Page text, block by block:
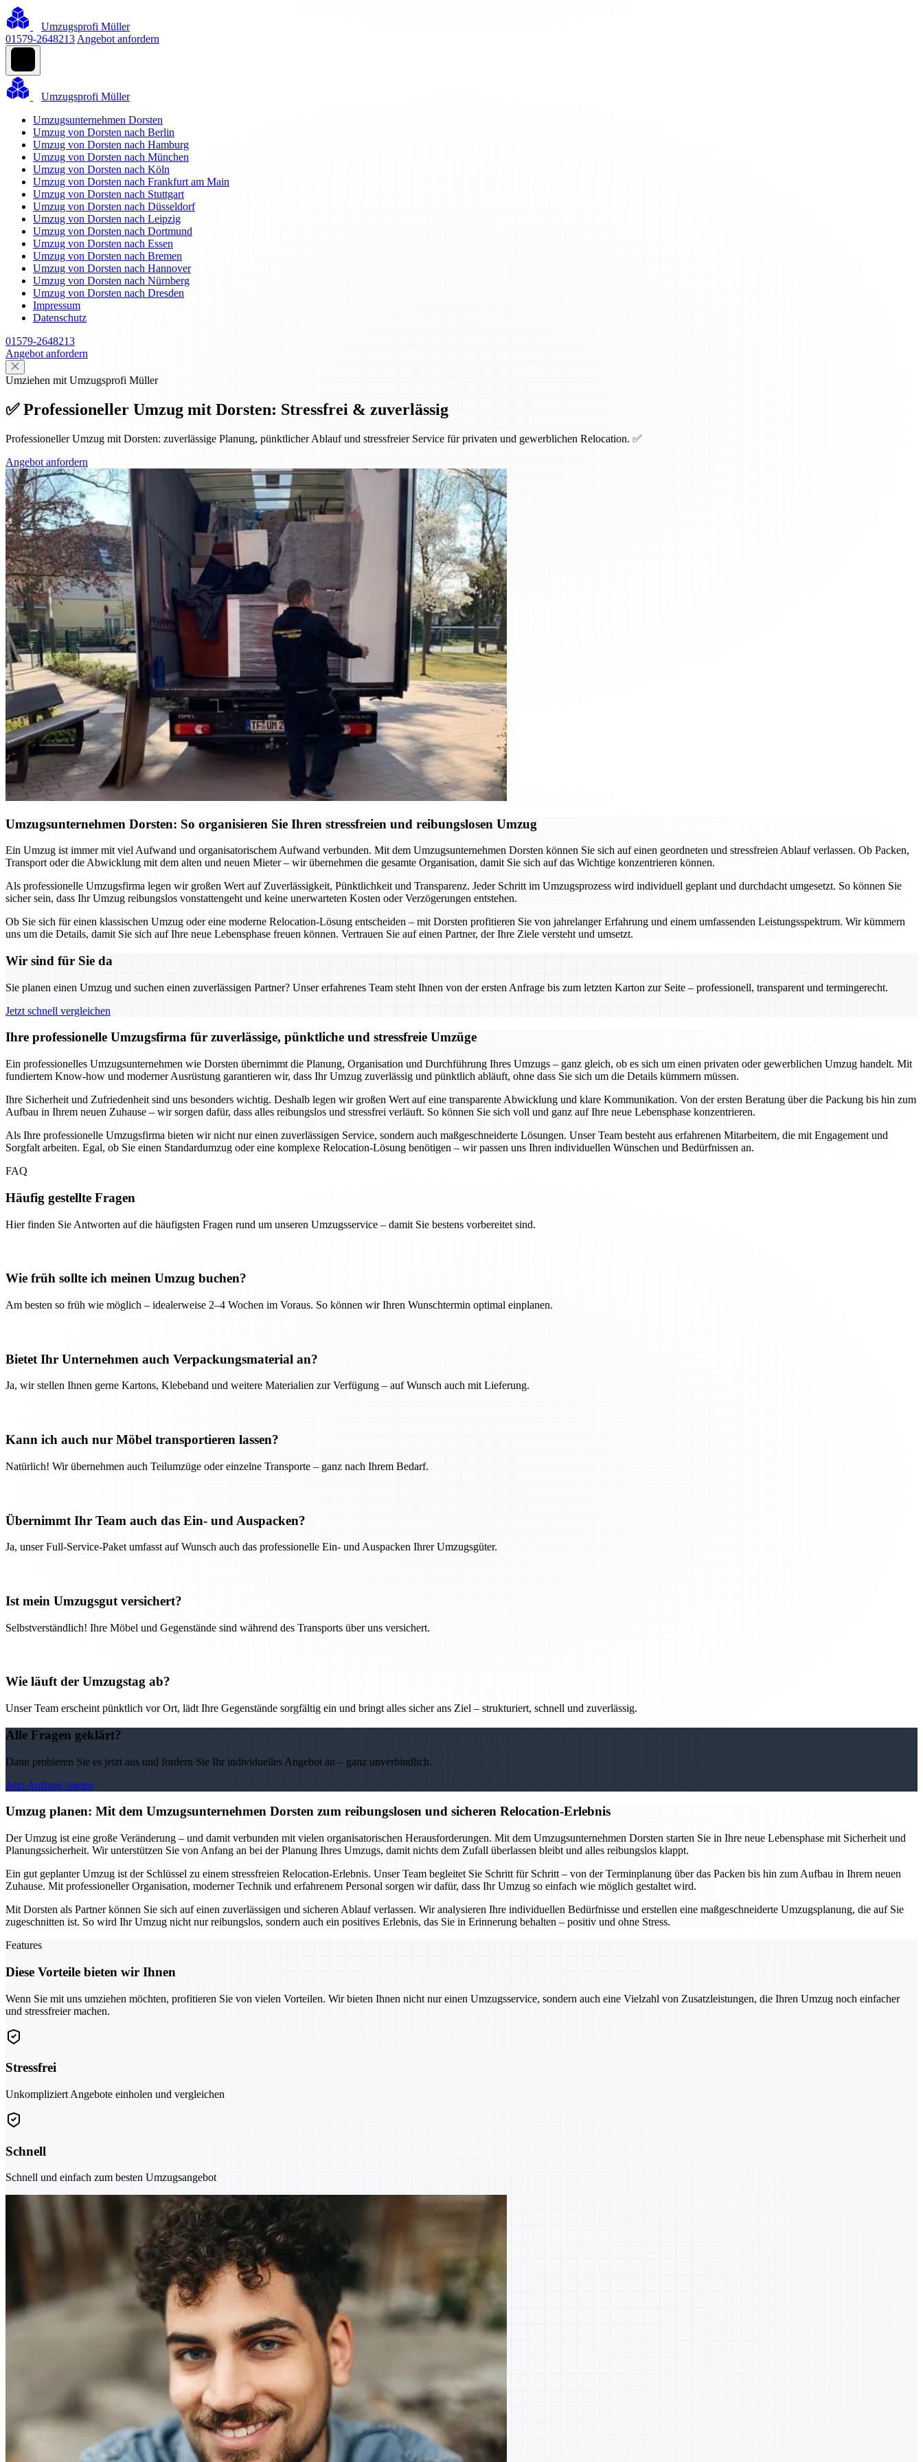
Umzugsprofi Müller
01579-2648213 Angebot anfordern
Umzugsprofi Müller
Umzugsunternehmen Dorsten
Umzug von Dorsten nach Berlin
Umzug von Dorsten nach Hamburg
Umzug von Dorsten nach München
Umzug von Dorsten nach Köln
Umzug von Dorsten nach Frankfurt am Main
Umzug von Dorsten nach Stuttgart
Umzug von Dorsten nach Düsseldorf
Umzug von Dorsten nach Leipzig
Umzug von Dorsten nach Dortmund
Umzug von Dorsten nach Essen
Umzug von Dorsten nach Bremen
Umzug von Dorsten nach Hannover
Umzug von Dorsten nach Nürnberg
Umzug von Dorsten nach Dresden
Impressum
Datenschutz
01579-2648213
Angebot anfordern
Umziehen mit Umzugsprofi Müller
✅ Professioneller Umzug mit Dorsten: Stressfrei & zuverlässig
Professioneller Umzug mit Dorsten: zuverlässige Planung, pünktlicher Ablauf und stressfreier Service für privaten und gewerblichen Relocation. ✅
Angebot anfordern
Umzugsunternehmen Dorsten: So organisieren Sie Ihren stressfreien und reibungslosen Umzug
Ein Umzug ist immer mit viel Aufwand und organisatorischem Aufwand verbunden. Mit dem Umzugsunternehmen Dorsten können Sie sich auf einen geordneten und stressfreien Ablauf verlassen. Ob Packen,
Transport oder die Abwicklung mit dem alten und neuen Mieter – wir übernehmen die gesamte Organisation, damit Sie sich auf das Wichtige konzentrieren können.
Als professionelle Umzugsfirma legen wir großen Wert auf Zuverlässigkeit, Pünktlichkeit und Transparenz. Jeder Schritt im Umzugsprozess wird individuell geplant und durchdacht umgesetzt. So können Sie
sicher sein, dass Ihr Umzug reibungslos vonstattengeht und keine unerwarteten Kosten oder Verzögerungen entstehen.
Ob Sie sich für einen klassischen Umzug oder eine moderne Relocation-Lösung entscheiden – mit Dorsten profitieren Sie von jahrelanger Erfahrung und einem umfassenden Leistungsspektrum. Wir kümmern
uns um die Details, damit Sie sich auf Ihre neue Lebensphase freuen können. Vertrauen Sie auf einen Partner, der Ihre Ziele versteht und umsetzt.
Wir sind für Sie da
Sie planen einen Umzug und suchen einen zuverlässigen Partner? Unser erfahrenes Team steht Ihnen von der ersten Anfrage bis zum letzten Karton zur Seite – professionell, transparent und termingerecht.
Jetzt schnell vergleichen
Ihre professionelle Umzugsfirma für zuverlässige, pünktliche und stressfreie Umzüge
Ein professionelles Umzugsunternehmen wie Dorsten übernimmt die Planung, Organisation und Durchführung Ihres Umzugs – ganz gleich, ob es sich um einen privaten oder gewerblichen Umzug handelt. Mit
fundiertem Know-how und moderner Ausrüstung garantieren wir, dass Ihr Umzug zuverlässig und pünktlich abläuft, ohne dass Sie sich um die Details kümmern müssen.
Ihre Sicherheit und Zufriedenheit sind uns besonders wichtig. Deshalb legen wir großen Wert auf eine transparente Abwicklung und klare Kommunikation. Von der ersten Beratung über die Packung bis hin zum
Aufbau in Ihrem neuen Zuhause – wir sorgen dafür, dass alles reibungslos und stressfrei verläuft. So können Sie sich voll und ganz auf Ihre neue Lebensphase konzentrieren.
Als Ihre professionelle Umzugsfirma bieten wir nicht nur einen zuverlässigen Service, sondern auch maßgeschneiderte Lösungen. Unser Team besteht aus erfahrenen Mitarbeitern, die mit Engagement und
Sorgfalt arbeiten. Egal, ob Sie einen Standardumzug oder eine komplexe Relocation-Lösung benötigen – wir passen uns Ihren individuellen Wünschen und Bedürfnissen an.
FAQ
Häufig gestellte Fragen
Hier finden Sie Antworten auf die häufigsten Fragen rund um unseren Umzugsservice – damit Sie bestens vorbereitet sind.
Wie früh sollte ich meinen Umzug buchen?
Am besten so früh wie möglich – idealerweise 2–4 Wochen im Voraus. So können wir Ihren Wunschtermin optimal einplanen.
Bietet Ihr Unternehmen auch Verpackungsmaterial an?
Ja, wir stellen Ihnen gerne Kartons, Klebeband und weitere Materialien zur Verfügung – auf Wunsch auch mit Lieferung.
Kann ich auch nur Möbel transportieren lassen?
Natürlich! Wir übernehmen auch Teilumzüge oder einzelne Transporte – ganz nach Ihrem Bedarf.
Übernimmt Ihr Team auch das Ein- und Auspacken?
Ja, unser Full-Service-Paket umfasst auf Wunsch auch das professionelle Ein- und Auspacken Ihrer Umzugsgüter.
Ist mein Umzugsgut versichert?
Selbstverständlich! Ihre Möbel und Gegenstände sind während des Transports über uns versichert.
Wie läuft der Umzugstag ab?
Unser Team erscheint pünktlich vor Ort, lädt Ihre Gegenstände sorgfältig ein und bringt alles sicher ans Ziel – strukturiert, schnell und zuverlässig.
Alle Fragen geklärt?
Dann probieren Sie es jetzt aus und fordern Sie Ihr individuelles Angebot an – ganz unverbindlich.
Jetzt Anfrage starten
Umzug planen: Mit dem Umzugsunternehmen Dorsten zum reibungslosen und sicheren Relocation-Erlebnis
Der Umzug ist eine große Veränderung – und damit verbunden mit vielen organisatorischen Herausforderungen. Mit dem Umzugsunternehmen Dorsten starten Sie in Ihre neue Lebensphase mit Sicherheit und
Planungssicherheit. Wir unterstützen Sie von Anfang an bei der Planung Ihres Umzugs, damit nichts dem Zufall überlassen bleibt und alles reibungslos klappt.
Ein gut geplanter Umzug ist der Schlüssel zu einem stressfreien Relocation-Erlebnis. Unser Team begleitet Sie Schritt für Schritt – von der Terminplanung über das Packen bis hin zum Aufbau in Ihrem neuen
Zuhause. Mit professioneller Organisation, moderner Technik und erfahrenem Personal sorgen wir dafür, dass Ihr Umzug so einfach wie möglich gestaltet wird.
Mit Dorsten als Partner können Sie sich auf einen zuverlässigen und sicheren Ablauf verlassen. Wir analysieren Ihre individuellen Bedürfnisse und erstellen eine maßgeschneiderte Umzugsplanung, die auf Sie
zugeschnitten ist. So wird Ihr Umzug nicht nur reibungslos, sondern auch ein positives Erlebnis, das Sie in Erinnerung behalten – positiv und ohne Stress.
Features
Diese Vorteile bieten wir Ihnen
Wenn Sie mit uns umziehen möchten, profitieren Sie von vielen Vorteilen. Wir bieten Ihnen nicht nur einen Umzugsservice, sondern auch eine Vielzahl von Zusatzleistungen, die Ihren Umzug noch einfacher
und stressfreier machen.
Stressfrei
Unkompliziert Angebote einholen und vergleichen
Schnell
Schnell und einfach zum besten Umzugsangebot